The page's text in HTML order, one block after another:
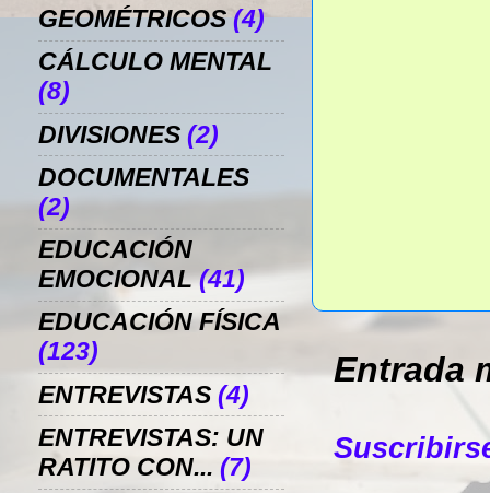
Entrada
GEOMÉTRICOS (4)
CÁLCULO MENTAL
(8)
DIVISIONES (2)
DOCUMENTALES
(2)
EDUCACIÓN
EMOCIONAL (41)
EDUCACIÓN FÍSICA
(123)
ENTREVISTAS (4)
ENTREVISTAS: UN
RATITO CON... (7)